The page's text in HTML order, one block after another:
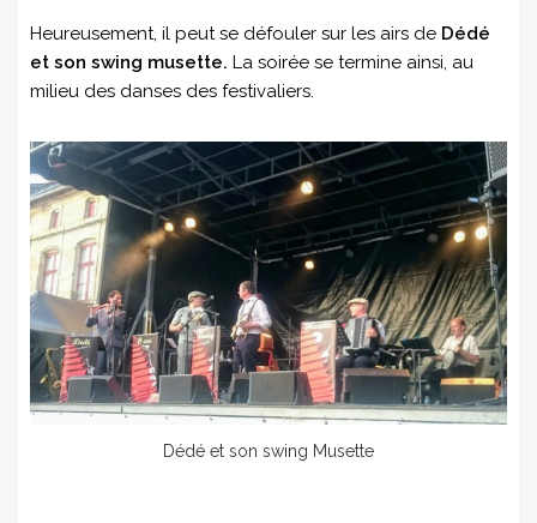
Heureusement, il peut se défouler sur les airs de Dédé
et son swing musette. La soirée se termine ainsi, au
milieu des danses des festivaliers.
Dédé et son swing Musette